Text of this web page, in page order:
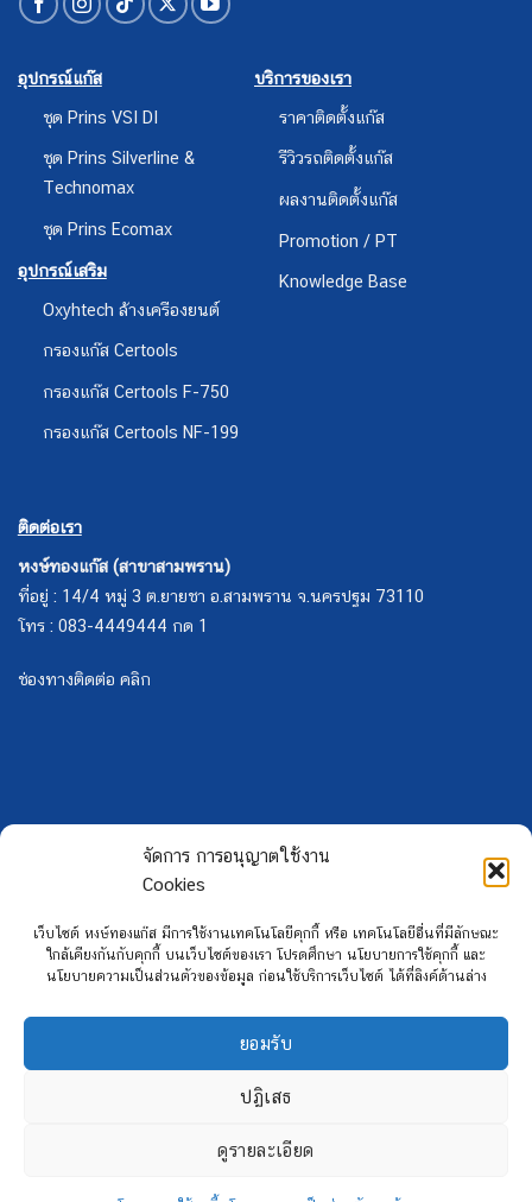
จัดการ การอนุญาตใช้งาน
Cookies
เว็บไซต์ หงษ์ทองแก๊ส มีการใช้งานเทคโนโลยีคุกกี้ หรือ เทคโนโลยีอื่นที่มีลักษณะ
ใกล้เคียงกันกับคุกกี้ บนเว็บไซต์ของเรา โปรดศึกษา นโยบายการใช้คุกกี้ และ
นโยบายความเป็นส่วนตัวของข้อมูล ก่อนใช้บริการเว็บไซต์ ได้ที่ลิงค์ด้านล่าง
ยอมรับ
ปฏิเสธ
ดูรายละเอียด
อุปกรณ์แก๊ส
ชุด Prins VSI DI
ชุด Prins Silverline &
Technomax
ชุด Prins Ecomax
อุปกรณ์เสริม
Oxyhtech ล้างเครืองยนต์
กรองแก๊ส Certools
กรองแก๊ส Certools F-750
กรองแก๊ส Certools NF-199
บริการของเรา
ราคาติดตั้งแก๊ส
รีวิวรถติดตั้งแก๊ส
ผลงานติดตั้งแก๊ส
Promotion / PT
Knowledge Base
ติดต่อเรา
หงษ์ทองแก๊ส (สาขาสามพราน)
ที่อยู่ : 14/4 หมู่ 3 ต.ยายชา อ.สามพราน จ.นครปฐม 73110
โทร : 083-4449444 กด 1
ช่องทางติดต่อ คลิก
Copyright 2026 ©Hongtong Auto Gas